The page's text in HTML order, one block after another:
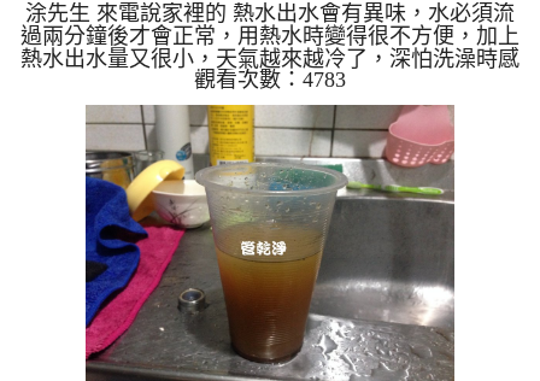
涂先生 來電說家裡的 熱水出水會有異味，水必須流
過兩分鐘後才會正常，用熱水時變得很不方便，加上
熱水出水量又很小，天氣越來越冷了，深怕洗澡時感
冒 。 本公司驅車到 涂 公館 ，檢查後發現，熱水管
管路布滿泥垢，熱水出水當然就會有問題。 一開始
水頭管路就流出橘色的液體，看起來跟胡蘿蔔汁沒兩
樣，然後不斷噴出異物。 水管裡的髒東西不斷流出
來，水的顏色慢慢變成透明，髒東西也越來越少，最
後變成乾淨的清水。 清洗水管 是利用 高週波脈衝式
水管清洗機 ，將檸檬酸打入水管，讓水管管壁的鐵
鏽及...
觀看次數：4783